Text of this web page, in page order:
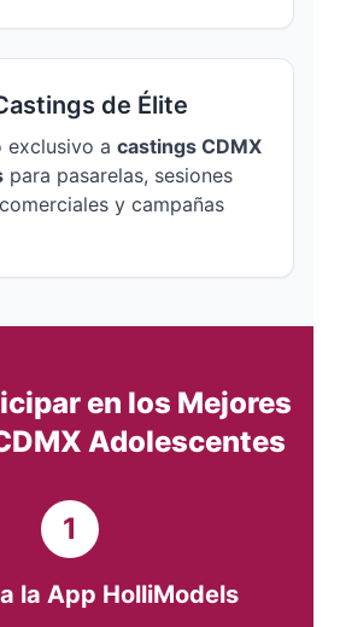
de Élite
exclusivo acastings CDMX
para pasarelas, sesiones
y campañas
en los Mejores
Adolescentes
1
la App HolliModels